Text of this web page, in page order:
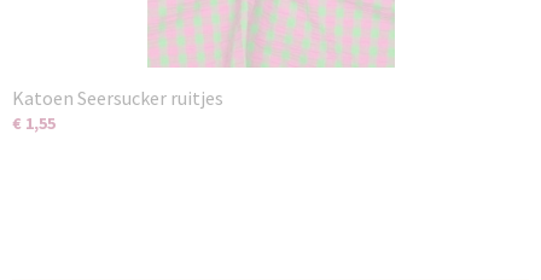
Katoen Seersucker ruitjes
€ 1,55